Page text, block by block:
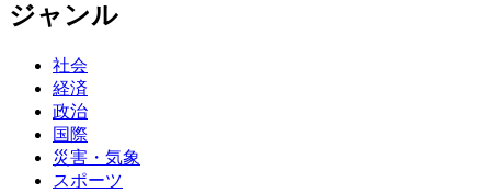
ジャンル
社会
経済
政治
国際
災害・気象
スポーツ